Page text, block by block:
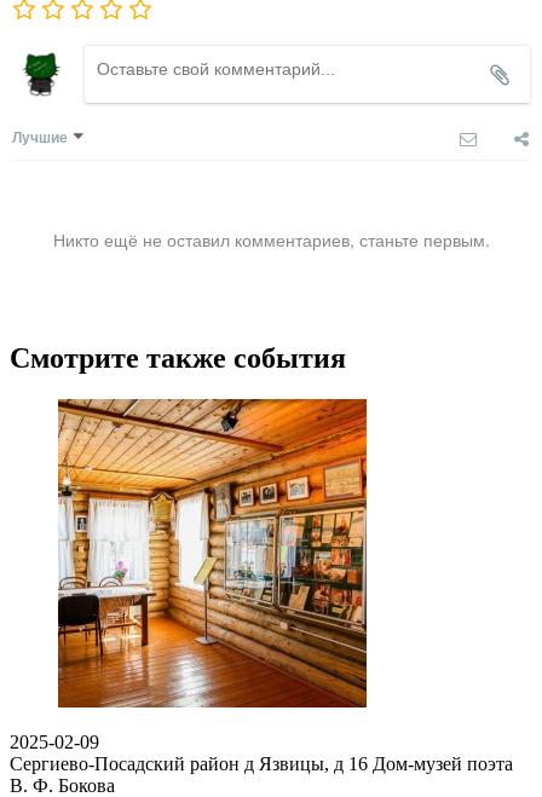
Лучшие
Никто ещё не оставил комментариев, станьте первым.
Смотрите также события
2025-02-09
Сергиево-Посадский район д Язвицы, д 16 Дом-музей поэта
В. Ф. Бокова